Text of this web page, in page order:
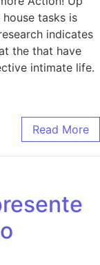
tasks is
indicates
the that have
intimate life.
Read More